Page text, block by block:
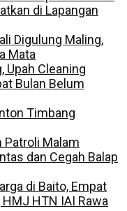
di Lapangan
Digulung Maling,
Mata
Upah Cleaning
Bulan Belum
Timbang
Patroli Malam
dan Cegah Balap
di Baito, Empat
HTN IAI Rawa